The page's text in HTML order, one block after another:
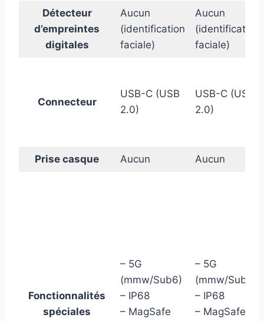
Détecteur
d’empreintes
digitales
Aucun
(identification
faciale)
Aucun
(identification
faciale)
Connecteur
USB-C (USB
2.0)
USB-C (USB
2.0)
Prise casque Aucun Aucun
Fonctionnalités
spéciales
– 5G
(mmw/Sub6)
– IP68
– MagSafe
– 5G
(mmw/Sub6)
– IP68
– MagSafe